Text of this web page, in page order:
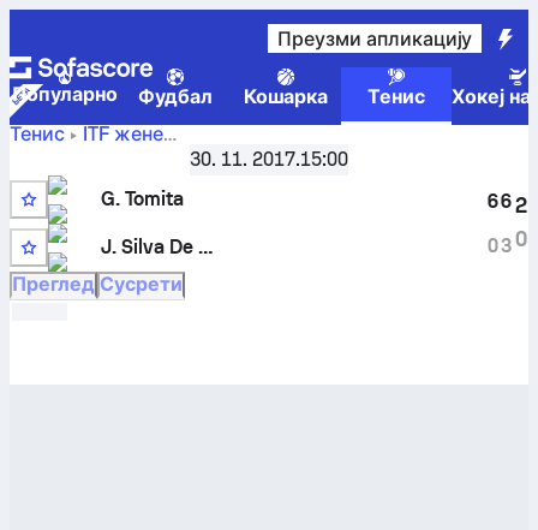
Преузми апликацију
Популарно Фудбал Кошарка Тенис
Хокеј
Тенис
ITF жене
Cantanduva, Singles W-WITF-BRA-09B
Giovanna Tomita
уживо и резултати међусобних сусрета
30. 11. 2017.15:00
7
G. Tomita
Q
J. Silva De Carvalho
6
0
6
3
2
0
Преглед Сусрети